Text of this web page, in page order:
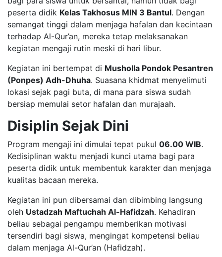
peserta didik Kelas Takhosus MIN 3 Bantul. Dengan
semangat tinggi dalam menjaga hafalan dan kecintaan
terhadap Al-Qur’an, mereka tetap melaksanakan
kegiatan mengaji rutin meski di hari libur.
​Kegiatan ini bertempat di Musholla Pondok Pesantren
(Ponpes) Adh-Dhuha. Suasana khidmat menyelimuti
lokasi sejak pagi buta, di mana para siswa sudah
bersiap memulai setor hafalan dan murajaah.
Disiplin Sejak Dini
​Program mengaji ini dimulai tepat pukul 06.00 WIB.
Kedisiplinan waktu menjadi kunci utama bagi para
peserta didik untuk membentuk karakter dan menjaga
kualitas bacaan mereka.
​Kegiatan ini pun dibersamai dan dibimbing langsung
oleh Ustadzah Maftuchah Al-Hafidzah. Kehadiran
beliau sebagai pengampu memberikan motivasi
tersendiri bagi siswa, mengingat kompetensi beliau
dalam menjaga Al-Qur’an (Hafidzah).